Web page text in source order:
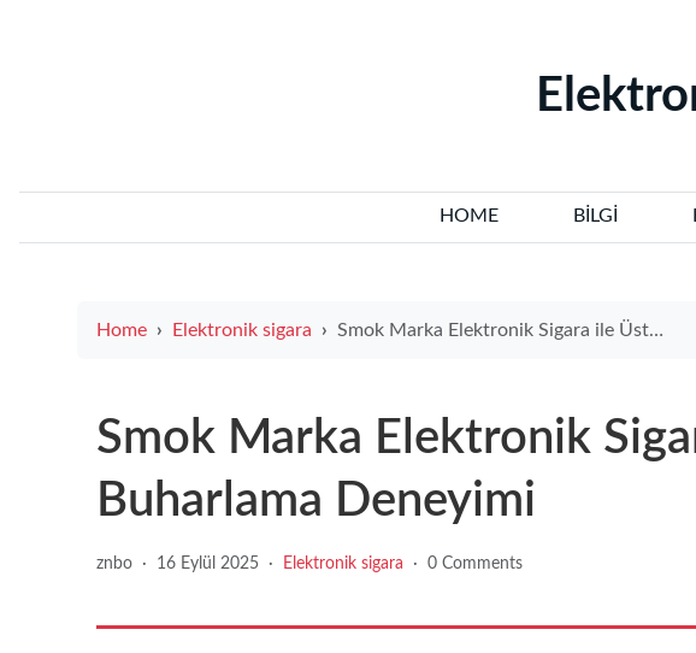
HOME BILGI
Home Elektronik sigara Smok Marka Elektronik Sigara ile Üstün Buharlama Deneyimi
Smok Marka Elektronik
Buharlama Deneyimi
znbo · 16 Eylül 2025 · Elektronik sigara · 0 Comments